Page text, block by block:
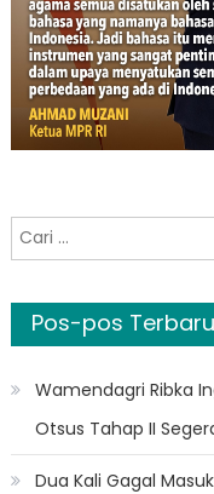
Cari
untuk:
Pos-pos Terbaru
Wamendagri Ribka
Otsus Tahap II
Dua Kali Gagal